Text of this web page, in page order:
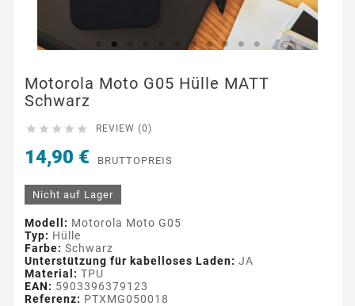
Motorola Moto G05 Hülle MATT
Schwarz
     REVIEW (0)
14,90 € BRUTTOPREIS
Nicht auf Lager
Modell: Motorola Moto G05
Typ: Hülle
Farbe: Schwarz
Unterstützung für kabelloses Laden: JA
Material: TPU
EAN: 5903396379123
Referenz: PTXMG050018